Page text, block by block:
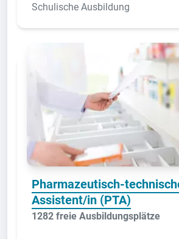
Schulische Ausbildung
Pharmazeutisch-
Assistent/in (PTA)
1282 freie Ausbildungsplätze